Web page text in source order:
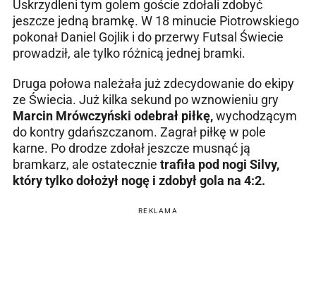
Uskrzydleni tym golem goście zdołali zdobyć
jeszcze jedną bramkę. W 18 minucie Piotrowskiego
pokonał Daniel Gojlik i do przerwy Futsal Świecie
prowadził, ale tylko różnicą jednej bramki.
Druga połowa należała już zdecydowanie do ekipy
ze Świecia. Już kilka sekund po wznowieniu gry
Marcin Mrówczyński odebrał piłkę,wychodzącym
do kontry gdańszczanom. Zagrał piłkę w pole
karne. Po drodze zdołał jeszcze musnąć ją
bramkarz, ale ostatecznie trafiła pod nogi Silvy,
który tylko dołożył nogę i zdobył gola na 4:2.
REKLAMA